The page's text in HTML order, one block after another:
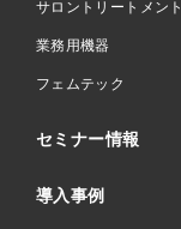
サロントリートメント
業務用機器
フェムテック
セミナー情報
導入事例